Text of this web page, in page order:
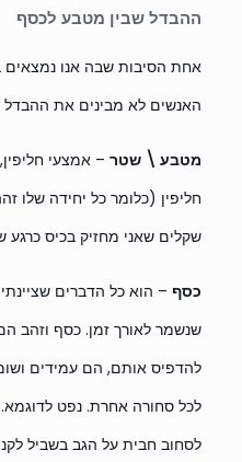
ההבדל שבין מטבע לכסף
אחת הסיבות שבה אנו נמצאים
האנשים לא מבינים את
מטבע \ שטר – אמצעי
חליפין (כלומר כל יחידה שלו
שקלים שאני מחזיק בכיס
כסף – הוא כל הדברים
שנשמר לאורך זמן. כסף וזהב
להדפיס אותם, הם עמידים
לכל סחורה אחרת. נפט
לסחוב חבית על הגב בשביל